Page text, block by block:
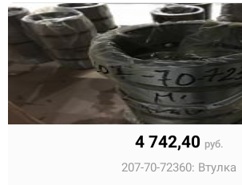
4 742,40 руб.
207-70-72360: Втулка